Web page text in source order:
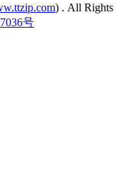
) . All Rights
号